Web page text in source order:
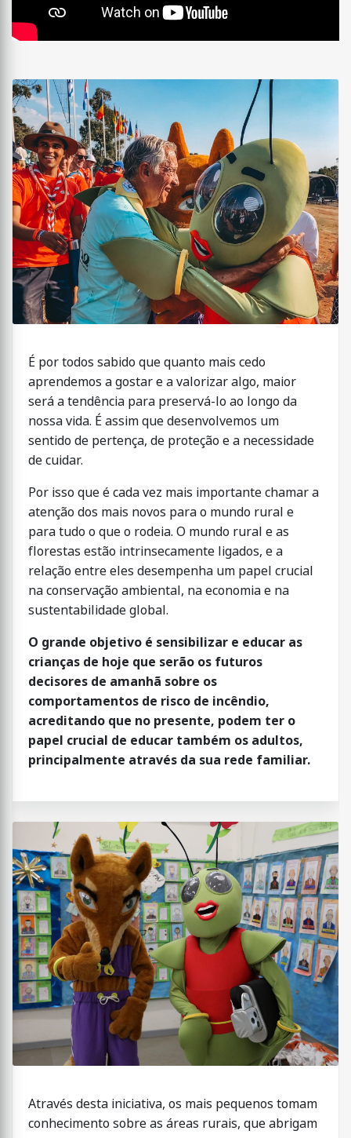
É por todos sabido que quanto mais cedo
aprendemos a gostar e a valorizar algo, maior
será a tendência para preservá-lo ao longo da
nossa vida. É assim que desenvolvemos um
sentido de pertença, de proteção e a necessidade
de cuidar.
Por isso que é cada vez mais importante chamar a
atenção dos mais novos para o mundo rural e
para tudo o que o rodeia. O mundo rural e as
florestas estão intrinsecamente ligados, e a
relação entre eles desempenha um papel crucial
na conservação ambiental, na economia e na
sustentabilidade global.
O grande objetivo é sensibilizar e educar as
crianças de hoje que serão os futuros
decisores de amanhã sobre os
comportamentos de risco de incêndio,
acreditando que no presente, podem ter o
papel crucial de educar também os adultos,
principalmente através da sua rede familiar.
Através desta iniciativa, os mais pequenos tomam
conhecimento sobre as áreas rurais, que abrigam